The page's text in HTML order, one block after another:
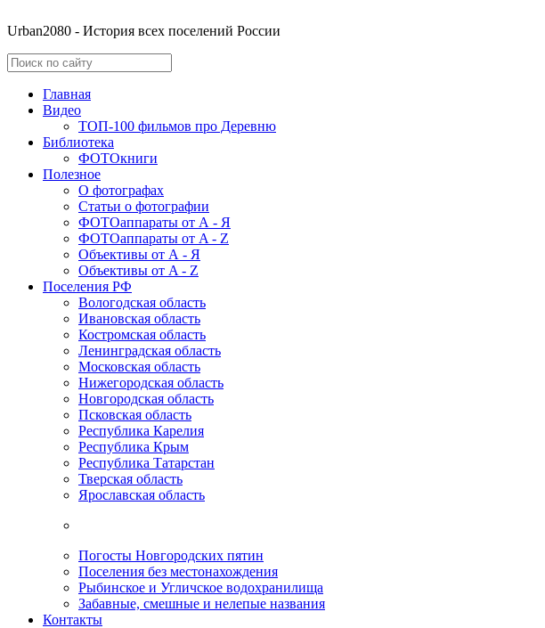
Urban2080 - История всех поселений России
Главная
Видео
ТОП-100 фильмов про Деревню
Библиотека
ФОТОкниги
Полезное
О фотографах
Статьи о фотографии
ФОТОаппараты от А - Я
ФОТОаппараты от A - Z
Объективы от А - Я
Объективы от A - Z
Поселения РФ
Вологодская область
Ивановская область
Костромская область
Ленинградская область
Московская область
Нижегородская область
Новгородская область
Псковская область
Республика Карелия
Республика Крым
Республика Татарстан
Тверская область
Ярославская область
Погосты Новгородских пятин
Поселения без местонахождения
Рыбинское и Угличское водохранилища
Забавные, смешные и нелепые названия
Контакты